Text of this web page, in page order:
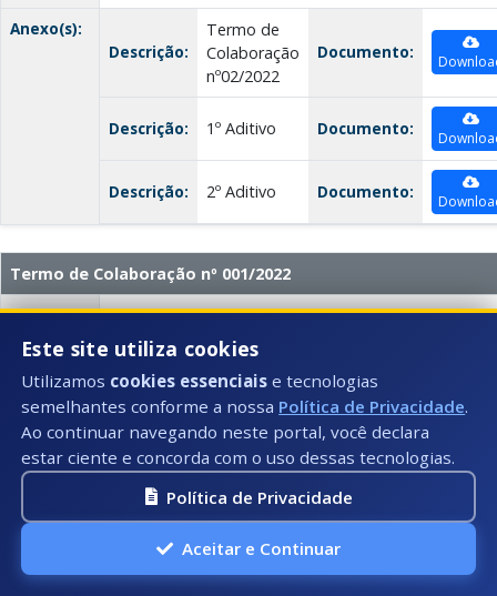
Anexo(s):
Descrição:
Termo de
Colaboração
nº02/2022
Documento:
Descrição: 1º Aditivo Documento:
Descrição: 2º Aditivo Documento:
Termo de Colaboração nº 001/2022
Data:
05/01/2022
Número:
001/2022
Título:
Termo de Colaboração nº01/2021
Descrição:
A presente parceria tem por objetivo o
através da Programação SIGTV nº
físico da sede da OSC assim como demais
melhor executar os serviços de Proteção Social
Proteção Social Básica com atividades sócio
convivência e fortalecimento de vínculos para
Este site utiliza cookies
Utilizamos cookies essenciais e tecnologias
semelhantes conforme a nossa Política de Privacidade.
Ao continuar navegando neste portal, você declara
estar ciente e concorda com o uso dessas tecnologias.
Política de Privacidade
Aceitar e Continuar